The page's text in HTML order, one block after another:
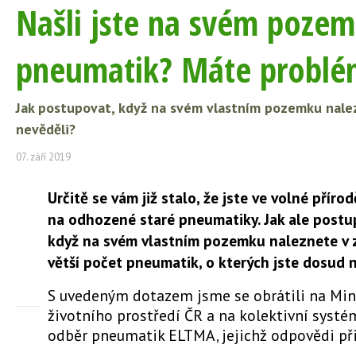
Našli jste na svém
pneumatik? Máte
Jak postupovat, když na svém vlastním pozemku
nevěděli?
07. září 2019
Určitě se vám již stalo, že jste ve volné
na odhozené staré pneumatiky. Jak ale
když na svém vlastním pozemku naleznete v
větší počet pneumatik, o kterých jste dosud
S uvedeným dotazem jsme se obrátili na
životního prostředí ČR a na kolektivní
odběr pneumatik ELTMA, jejichž odpovědi